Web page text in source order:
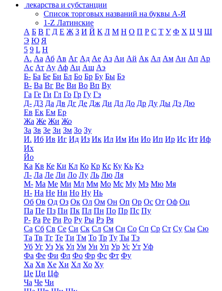
лекарства и субстанции
Список торговых названий на буквы А-Я
1-Z Латинские
А Б В Г Д Е Ж З И Й К Л М Н О П Р С Т У Ф Х Ц Ч Ш
Э Ю Я
5 9 L H
А. Аа Аб Ав Аг Ад Ае Аз Аи Ай Ак Ал Ам Ан Ап Ар
Ас Ат Ау Аф Ац Аш Аэ
Б- Ба Бе Би Бл Бо Бр Бу Бы Бэ
В- Ва Вг Ве Ви Во Вп Ву
Га Ге Ги Гл Го Гр Гу Гэ
Д- Д3 Да Дв Дг Де Дж Ди Дл До Др Ду Ды Дэ Дю
Ев Ек Ем Ер
Жа Же Жи Жо
За Зв Зе Зи Зм Зо Зу
И. Иб Ив Иг Ид Из Ик Ил Им Ин Ио Ип Ир Ис Ит Иф
Их
Йо
Ка Кв Ке Ки Кл Ко Кр Кс Ку Кь Кэ
Л- Ла Ле Ли Ло Лу Ль Лю Ля
М- Ма Ме Ми Мл Мм Мо Мс Му Мэ Мю Мя
Н- На Не Ни Но Ну Нь
Об Ов Од Оз Ок Ол Ом Он Оп Ор Ос От Оф Оц
Па Пе Пз Пи Пк Пл Пн По Пр Пс Пу
Р- Ра Ре Ри Ро Ру Ры Рэ Ря
Са Сб Св Се Си Ск Сл См Сн Со Сп Ср Ст Су Сы Сю
Та Тв Тг Те Ти Тм То Тр Ту Ты Тэ
Уб Уг Уз Ук Ул Ум Ун Уп Ур Ус Ут Уф
Фа Фе Фи Фл Фо Фр Фс Фт Фу
Ха Хв Хе Хи Хл Хо Ху
Це Ци Цф
Ча Че Чи